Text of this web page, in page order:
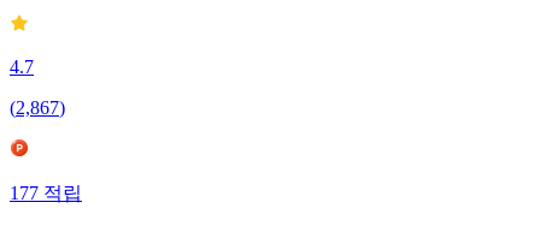
4.7
(2,867)
177 적립